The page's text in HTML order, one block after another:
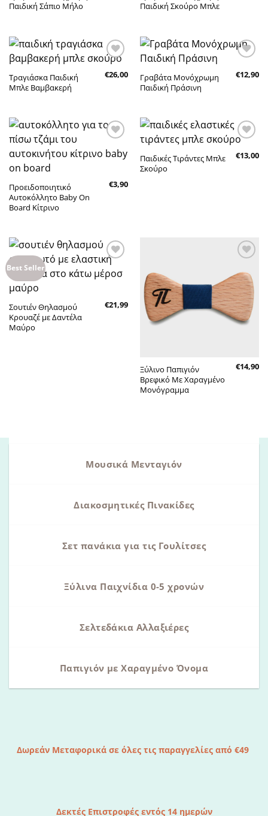
Παιδική Σάπιο Μήλο
Παιδική Σκούρο Μπλε
Πρόσθήκη
στην λίστα
Τραγιάσκα Παιδική
Μπλε Βαμβακερή
€26,00
στην λίστα
επιθυμητών
Γραβάτα Μονόχρωμη
Παιδική Πράσινη
€12,90
στην λίστα
Προειδοποιητικό
Αυτοκόλλητο Baby On
Board Κίτρινο
€3,90
Πρόσθήκη
στην λίστα
επιθυμητών
Παιδικές Τιράντες Μπλε
Σκούρο
€13,00
Best Seller
Πρόσθήκη
στην λίστα
Σουτιέν Θηλασμού
Κρουαζέ με Δαντέλα
Μαύρο
€21,99
στην λίστα
επιθυμητών
Ξύλινο Παπιγιόν
Βρεφικό Με Χαραγμένο
Μονόγραμμα
€14,90
Μουσικά Μενταγιόν
Διακοσμητικές Πινακίδες
Σετ πανάκια για τις Γουλίτσες
Ξύλινα Παιχνίδια 0-5 χρονών
Σελτεδάκια Αλλαξιέρες
Παπιγιόν με Χαραγμένο Όνομα
Δωρεάν Μεταφορικά σε όλες τις παραγγελίες από €49
Δεκτές Επιστροφές εντός 14 ημερών